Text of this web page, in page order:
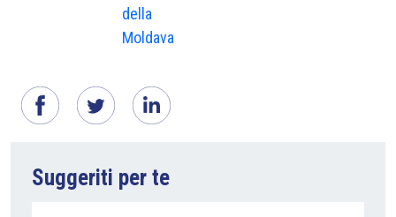
della
Moldava
Suggeriti per te